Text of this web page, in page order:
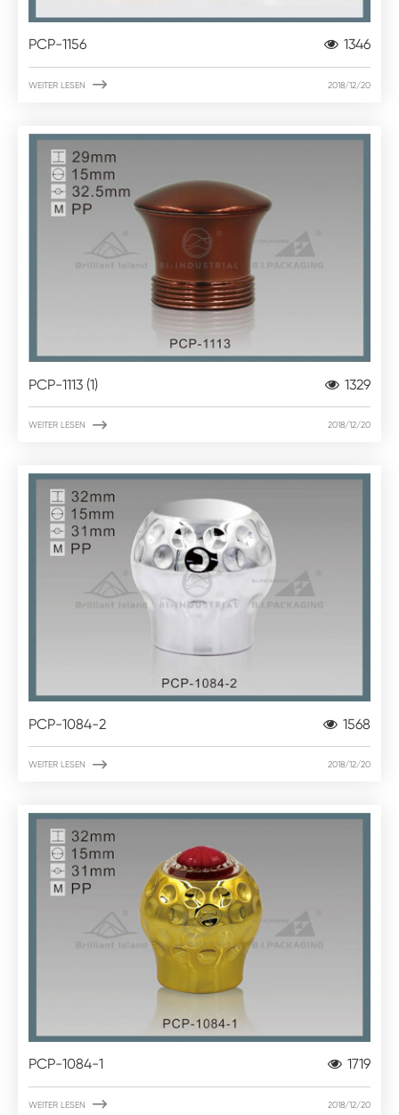
PCP-1156 1346
WEITER LESEN  2018/12/20
PCP-1113 (1) 1329
WEITER LESEN  2018/12/20
PCP-1084-2 1568
WEITER LESEN  2018/12/20
PCP-1084-1 1719
WEITER LESEN  2018/12/20